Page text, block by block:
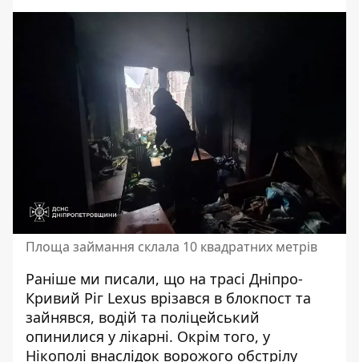
Площа займання склала 10 квадратних метрів
Раніше ми писали, що на трасі Дніпро-
Кривий Ріг Lexus врізався в блокпост та
зайнявся, водій та поліцейський
опинилися у лікарні. Окрім того, у
Нікополі внаслідок ворожого обстрілу